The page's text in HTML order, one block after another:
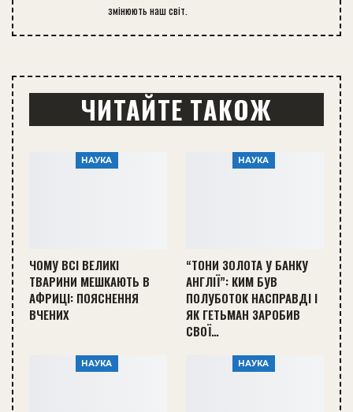
змінюють наш світ.
ЧИТАЙТЕ ТАКОЖ
НАУКА
ЧОМУ ВСІ ВЕЛИКІ
ТВАРИНИ МЕШКАЮТЬ В
АФРИЦІ: ПОЯСНЕННЯ
ВЧЕНИХ
НАУКА
“ТОНИ ЗОЛОТА У БАНКУ
АНГЛІЇ”: КИМ БУВ
ПОЛУБОТОК НАСПРАВДІ І
ЯК ГЕТЬМАН ЗАРОБИВ
СВОЇ…
НАУКА НАУКА